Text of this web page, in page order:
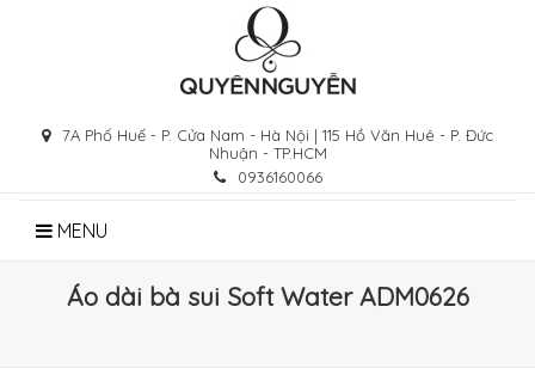
7A Phố Huế - P. Cửa Nam - Hà Nội | 115 Hồ Văn Huê - P. Đức
Nhuận - TP.HCM
0936160066
MENU
Áo dài bà sui Soft Water ADM0626